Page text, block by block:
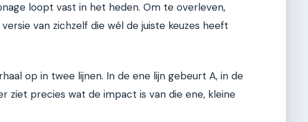
loopt vast in het heden. Om te overleven,
van zichzelf die wél de juiste keuzes heeft
op in twee lijnen. In de ene lijn gebeurt A, in de
ziet precies wat de impact is van die ene, kleine